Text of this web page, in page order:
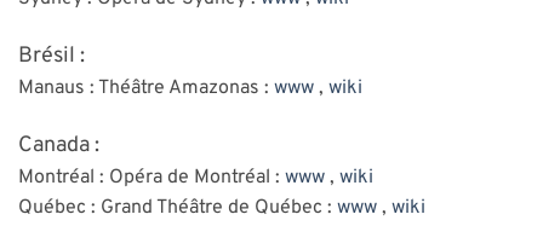
Brésil :
Manaus : Théâtre Amazonas : www , wiki
Canada :
Montréal : Opéra de Montréal : www , wiki
Québec : Grand Théâtre de Québec : www , wiki